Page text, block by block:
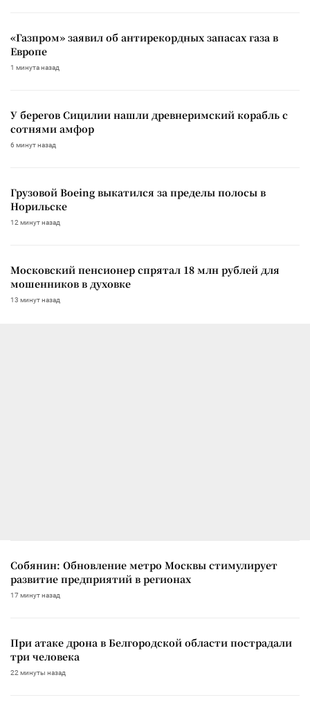
«Газпром» заявил об антирекордных запасах газа в
Европе
1 минута назад
У берегов Сицилии нашли древнеримский корабль с
сотнями амфор
6 минут назад
Грузовой Boeing выкатился за пределы полосы в
Норильске
12 минут назад
Московский пенсионер спрятал 18 млн рублей для
мошенников в духовке
13 минут назад
Собянин: Обновление метро Москвы стимулирует
развитие предприятий в регионах
17 минут назад
При атаке дрона в Белгородской области пострадали
три человека
22 минуты назад